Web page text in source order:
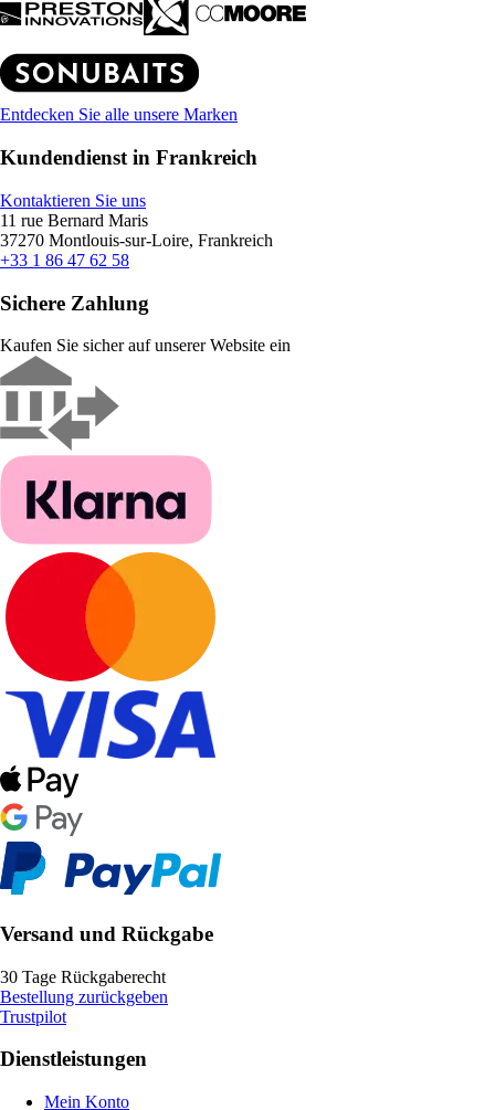
Entdecken Sie alle unsere Marken
Kundendienst in Frankreich
Kontaktieren Sie uns
11 rue Bernard Maris
37270 Montlouis-sur-Loire, Frankreich
+33 1 86 47 62 58
Sichere Zahlung
Kaufen Sie sicher auf unserer Website ein
Versand und Rückgabe
30 Tage Rückgaberecht
Bestellung zurückgeben
Trustpilot
Dienstleistungen
Mein Konto